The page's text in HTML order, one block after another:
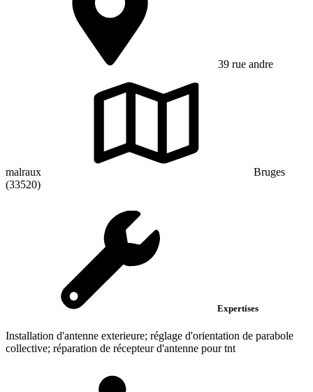
39 rue andre
malraux
Bruges
(33520)
Expertises
Installation d'antenne exterieure; réglage d'orientation de parabole
collective; réparation de récepteur d'antenne pour tnt